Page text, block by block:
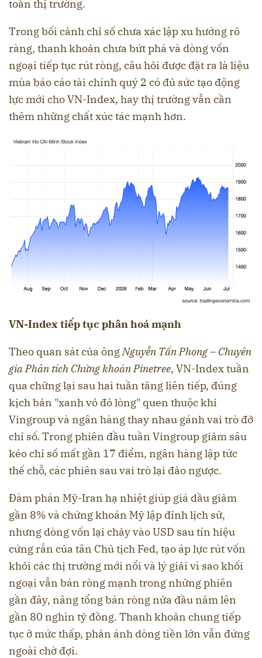
toàn thị trường.
Trong bối cảnh chỉ số chưa xác lập xu hướng rõ
ràng, thanh khoản chưa bứt phá và dòng vốn
ngoại tiếp tục rút ròng, câu hỏi được đặt ra là liệu
mùa báo cáo tài chính quý 2 có đủ sức tạo động
lực mới cho VN-Index, hay thị trường vẫn cần
thêm những chất xúc tác mạnh hơn.
VN-Index tiếp tục phân hoá mạnh
Theo quan sát của ôngNguyễn Tấn Phong – Chuyên
gia Phân tích Chứng khoán Pinetree, VN-Index tuần
qua chững lại sau hai tuần tăng liên tiếp, đúng
kịch bản "xanh vỏ đỏ lòng" quen thuộc khi
Vingroup và ngân hàng thay nhau gánh vai trò đỡ
chỉ số. Trong phiên đầu tuần Vingroup giảm sâu
kéo chỉ số mất gần 17 điểm, ngân hàng lập tức
thế chỗ, các phiên sau vai trò lại đảo ngược.
Đàm phán Mỹ-Iran hạ nhiệt giúp giá dầu giảm
gần 8% và chứng khoán Mỹ lập đỉnh lịch sử,
nhưng dòng vốn lại chảy vào USD sau tín hiệu
cứng rắn của tân Chủ tịch Fed, tạo áp lực rút vốn
khỏi các thị trường mới nổi và lý giải vì sao khối
ngoại vẫn bán ròng mạnh trong những phiên
gần đây, nâng tổng bán ròng nửa đầu năm lên
gần 80 nghìn tỷ đồng. Thanh khoản chung tiếp
tục ở mức thấp, phản ánh dòng tiền lớn vẫn đứng
ngoài chờ đợi.